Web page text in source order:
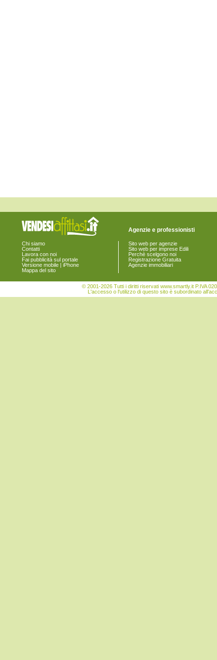
Chi siamo
Contatti
Lavora con noi
Fai pubblicità sul portale
Versione mobile | iPhone
Mappa del sito
Agenzie e professionisti
Sito web per agenzie
Sito web per imprese Edili
Perchè scelgono noi
Registrazione Gratuita
Agenzie immobiliari
© 2001-2026 Tutti i diritti riservati www.smartly.it P.IVA
L'accesso o l'utilizzo di questo sito è subordinato